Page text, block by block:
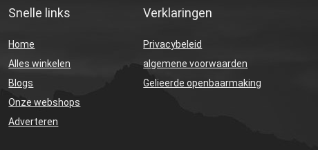
Snelle links
Home
Alles winkelen
Blogs
Onze webshops
Adverteren
Verklaringen
Privacybeleid
algemene voorwaarden
Gelieerde openbaarmaking